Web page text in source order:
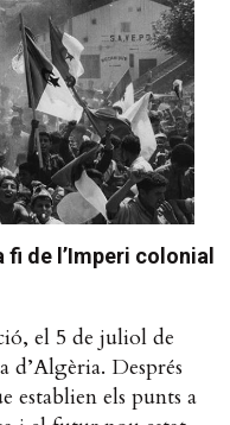
fi de l’Imperi colonial
el 5 de juliol de
d’Algèria. Després
establien els punts a